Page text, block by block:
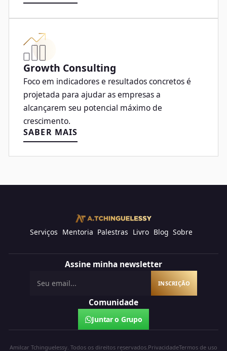
Growth Consulting
Foco em indicadores e resultados concretos é
projetada para ajudar as empresas a
alcançarem seu potencial máximo de
crescimento.
SABER MAIS
Serviços Mentoria Palestras Livro Blog Sobre
Assine minha newsletter
Comunidade
Juntar o Grupo
Amilcar Tchinguelessy. Todos os direitos reservados.PrivacidadeTermos de uso